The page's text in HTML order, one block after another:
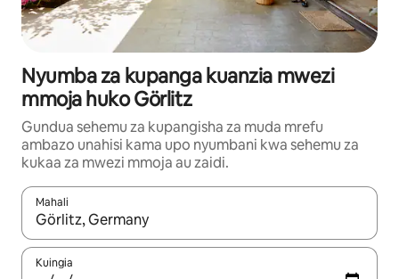
Nyumba za kupanga kuanzia mwezi
mmoja huko Görlitz
Gundua sehemu za kupangisha za muda mrefu
ambazo unahisi kama upo nyumbani kwa sehemu za
kukaa za mwezi mmoja au zaidi.
Mahali
Wakati matokeo yanapatikana, vinjari kwa kutumia vitufe vya
Kuingia